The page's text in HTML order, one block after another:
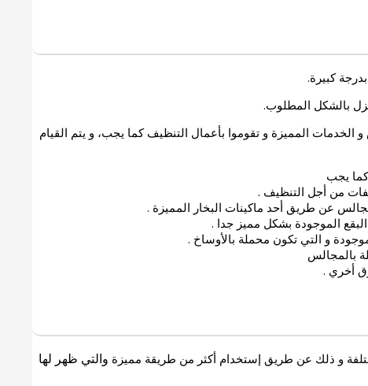
كبيرة.
بالشكل المطلوب.
و الخدمات المميزة و تقوموا بأعمال التنظيف كما يجب، و يتم القيام
يجب
من أجل التنظيف .
عن طريق أحد ماكينات البخار المميزة .
الموجودة بشكل مميز جدا .
و التي تكون محملة بالأوساخ .
بالمجالس
أخري .
و ذلك عن طريق إستخدام أكثر من طريقة مميزة والتي ظهر لها